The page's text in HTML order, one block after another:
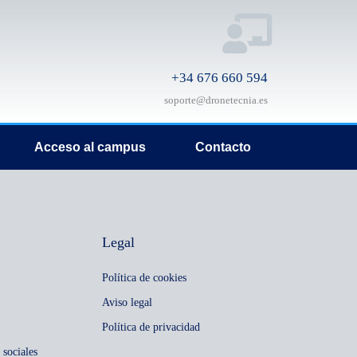
+34 676 660 594
soporte@dronetecnia.es
Acceso al campus Contacto
Legal
Política de cookies
Aviso legal
Política de privacidad